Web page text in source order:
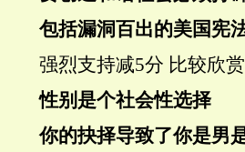
包括漏洞百出的美国宪
强烈支持减5分 比较欣赏
性别是个社会性选择
你的抉择导致了你是男